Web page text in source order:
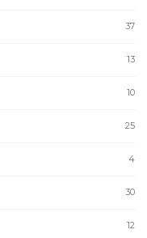
37
13
10
25
4
30
12